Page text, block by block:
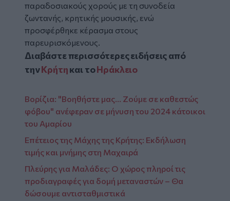
παραδοσιακούς χορούς με τη συνοδεία
ζωντανής, κρητικής μουσικής, ενώ
προσφέρθηκε κέρασμα στους
παρευρισκόμενους.
Διαβάστε περισσότερες ειδήσεις από
τηνΚρήτηκαι τοΗράκλειο
Βορίζια: "Βοηθήστε μας... Ζούμε σε καθεστώς
φόβου" ανέφεραν σε μήνυση του 2024 κάτοικοι
του Αμαρίου
Eπέτειος της Μάχης της Κρήτης: Εκδήλωση
τιμής και μνήμης στη Μαχαιρά
Πλεύρης για Μαλάδες: Ο χώρος πληροί τις
προδιαγραφές για δομή μεταναστών – Θα
δώσουμε αντισταθμιστικά